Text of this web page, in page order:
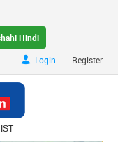
Hindi
Login
| Register